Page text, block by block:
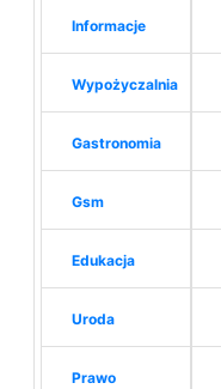
Informacje
Wypożyczalnia
Gastronomia
Gsm
Edukacja
Uroda
Prawo